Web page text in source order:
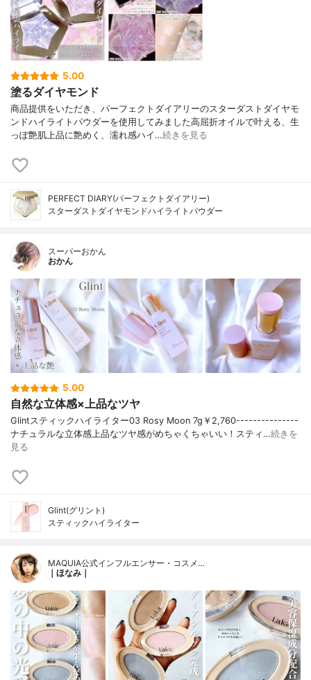
5.00
塗るダイヤモンド
商品提供をいただき、パーフェクトダイアリーのスターダストダイヤモ
ンドハイライトパウダーを使用してみました高屈折オイルで叶える、生
っぽ艶肌上品に艶めく、濡れ感ハイ…続きを見る
PERFECT DIARY(パーフェクトダイアリー)
スターダストダイヤモンドハイライトパウダー
スーパーおかん
おかん
5.00
自然な立体感×上品なツヤ
Glintスティックハイライター03 Rosy Moon 7g￥2,760---------------
ナチュラルな立体感上品なツヤ感がめちゃくちゃいい！スティ…続きを
見る
Glint(グリント)
スティックハイライター
MAQUIA公式インフルエンサー・コスメ…
｜ほなみ｜